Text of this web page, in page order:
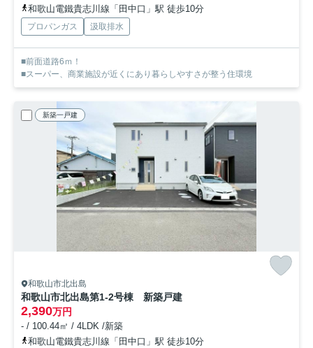
和歌山電鐵貴志川線「田中口」駅 徒歩10分
プロパンガス 汲取排水
■前面道路6ｍ！
■スーパー、商業施設が近くにあり暮らしやすさが整う住環境
新築一戸建
和歌山市北出島
和歌山市北出島第1-2号棟 新築戸建
2,390万円
- / 100.44㎡ / 4LDK /新築
和歌山電鐵貴志川線「田中口」駅 徒歩10分